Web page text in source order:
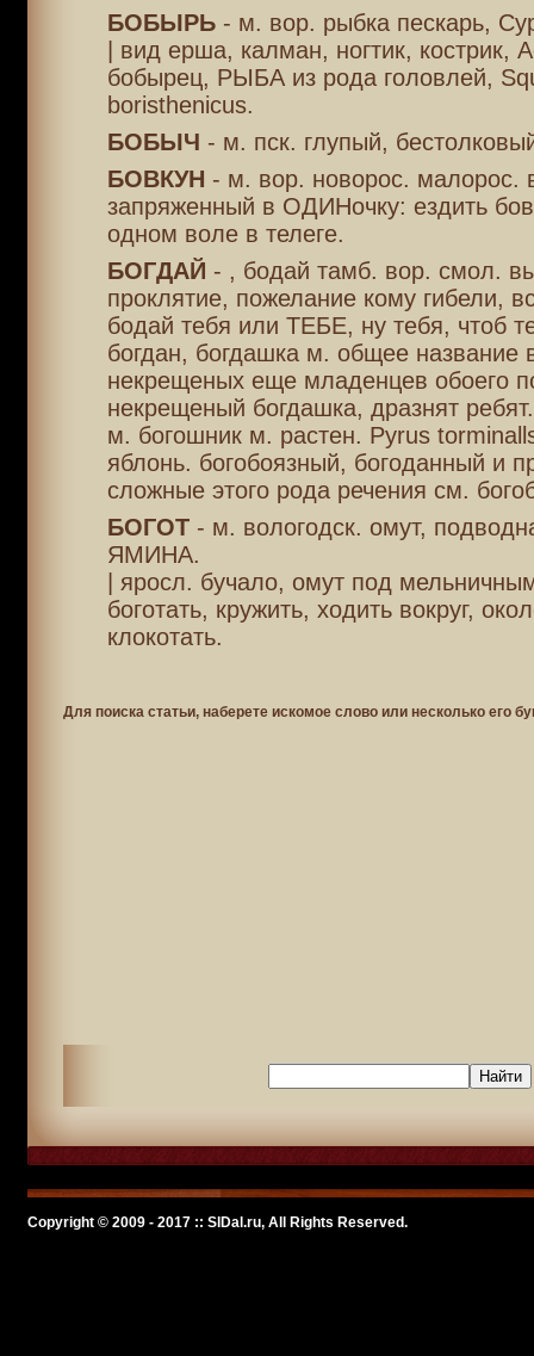
БОБЫРЬ- м. вор. рыбка пескарь,
| вид ерша, калман, ногтик, кострик,
бобырец, РЫБА из рода головлей,
boristhenicus.
БОБЫЧ - м. пск. глупый,
БОВКУН - м. вор. новорос. малорос.
запряженный в ОДИНочку: ездить
одном воле в телеге.
БОГДАЙ - , бодай тамб. вор. смол.
проклятие, пожелание кому гибели,
бодай тебя или ТЕБЕ, ну тебя, чтоб
богдан, богдашка м. общее название
некрещеных еще младенцев обоего
некрещеный богдашка, дразнят
м. богошник м. растен. Pyrus
яблонь. богобоязный, богоданный и
сложные этого рода речения см.
БОГОТ- м. вологодск. омут,
ЯМИНА.
| яросл. бучало, омут под
боготать, кружить, ходить вокруг,
клокотать.
Для поиска статьи, наберете искомое слово или несколько его
Copyright © 2009 - 2017 :: SlDal.ru, All Rights Reserved.